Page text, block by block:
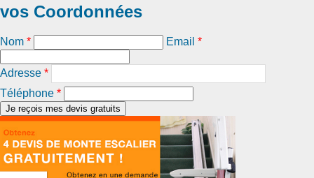
vos Coordonnées
Nom * Email *
Adresse *
Téléphone *